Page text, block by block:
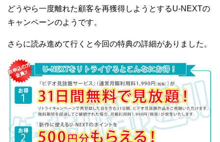
どうやら一度離れた顧客を再獲得しようとするU-NEXTの
キャンペーンのようです。
さらに読み進めて行くと今回の特典の詳細がありました。